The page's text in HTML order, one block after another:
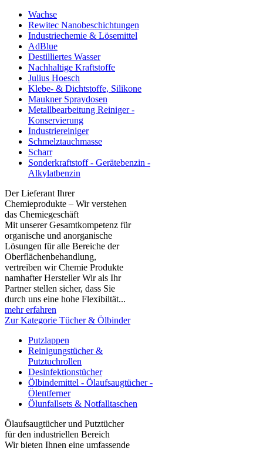
Wachse
Rewitec Nanobeschichtungen
Industriechemie & Lösemittel
AdBlue
Destilliertes Wasser
Nachhaltige Kraftstoffe
Julius Hoesch
Klebe- & Dichtstoffe, Silikone
Maukner Spraydosen
Metallbearbeitung Reiniger -
Konservierung
Industriereiniger
Schmelztauchmasse
Scharr
Sonderkraftstoff - Gerätebenzin -
Alkylatbenzin
Der Lieferant Ihrer
Chemieprodukte – Wir verstehen
das Chemiegeschäft
Mit unserer Gesamtkompetenz für
organische und anorganische
Lösungen für alle Bereiche der
Oberflächenbehandlung,
vertreiben wir Chemie Produkte
namhafter Hersteller Wir als Ihr
Partner stellen sicher, dass Sie
durch uns eine hohe Flexibiltät...
mehr erfahren
Zur Kategorie Tücher & Ölbinder
Putzlappen
Reinigungstücher &
Putztuchrollen
Desinfektionstücher
Ölbindemittel - Ölaufsaugtücher -
Ölentferner
Ölunfallsets & Notfalltaschen
Ölaufsaugtücher und Putztücher
für den industriellen Bereich
Wir bieten Ihnen eine umfassende